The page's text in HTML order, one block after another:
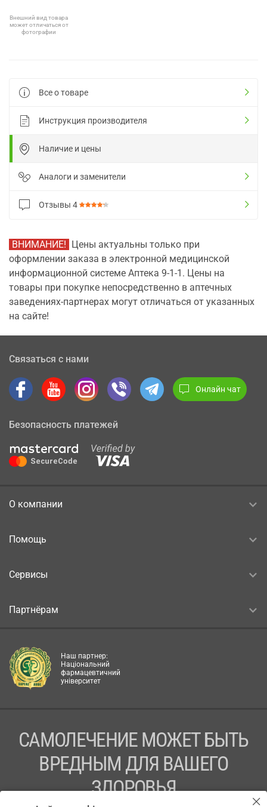
Внешний вид товара
может отличаться от
фотографии
Все о товаре
Инструкция производителя
Наличие и цены
Аналоги и заменители
Отзывы 4
ВНИМАНИЕ! Цены актуальны только при
оформлении заказа в электронной медицинской
информационной системе Аптека 9-1-1. Цены на
товары при покупке непосредственно в аптечных
заведениях-партнерах могут отличаться от указанных
на сайте!
Связаться с нами
Онлайн чат
Безопасность платежей
О компании
Помощь
Сервисы
Партнёрам
Наш партнер:
Національний
фармацевтичний
університет
САМОЛЕЧЕНИЕ МОЖЕТ БЫТЬ
ВРЕДНЫМ ДЛЯ ВАШЕГО
ЗДОРОВЬЯ